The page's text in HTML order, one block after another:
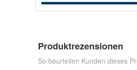
Produktrezensionen
So beurteilen Kunden dieses